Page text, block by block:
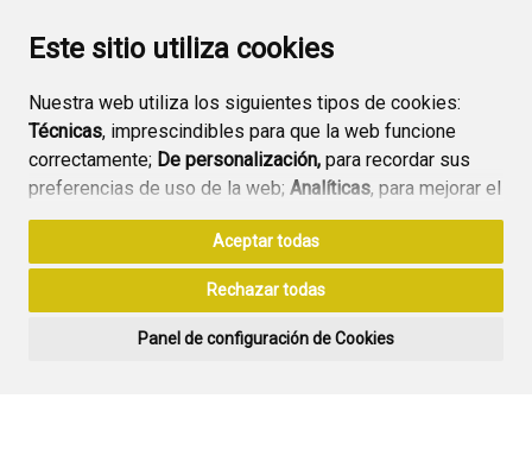
Este sitio utiliza cookies
Nuestra web utiliza los siguientes tipos de cookies:
Técnicas, imprescindibles para que la web funcione
correctamente; De personalización, para recordar sus
preferencias de uso de la web; Analíticas, para mejorar el
funcionamiento de la web y sus servicios.
Si acepta pulsando el botón“Aceptar todas”
consideramos que acepta su uso. Si pulsa el botón
ninguna acción, se guardarán las cookies técnicas
Aceptar todas
Rechazar todas
Panel de configuración de Cookies